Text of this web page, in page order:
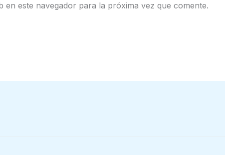
este navegador para la próxima vez que comente.